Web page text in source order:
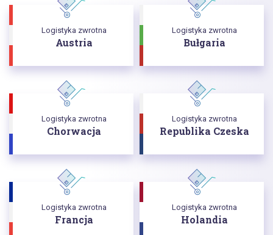
Logistyka zwrotna
Austria
Logistyka zwrotna
Bułgaria
Logistyka zwrotna
Chorwacja
Logistyka zwrotna
Republika Czeska
Logistyka zwrotna
Francja
Logistyka zwrotna
Holandia